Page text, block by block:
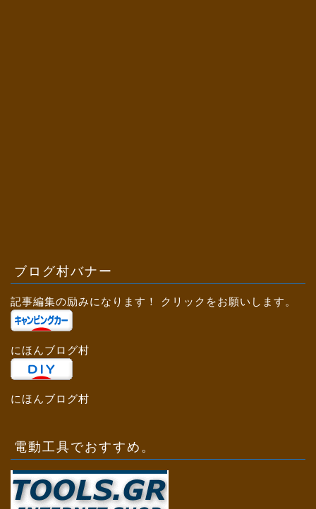
ブログ村バナー
記事編集の励みになります！ クリックをお願いします。
にほんブログ村
にほんブログ村
電動工具でおすすめ。